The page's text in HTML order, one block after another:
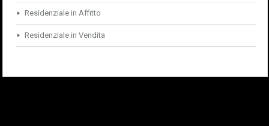
Residenziale in Affitto
Residenziale in Vendita